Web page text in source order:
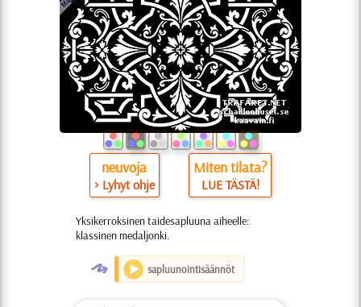
neuvoja
> Lyhyt ohje
Miten tilata?
LUE TÄSTÄ!
Yksikerroksinen taidesapluuna aiheelle:
klassinen medaljonki.
O sapluunointisäännöt